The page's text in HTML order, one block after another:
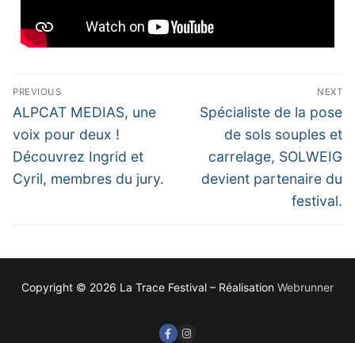
PREVIOUS
ALPCAT MEDIAS, une
voix pour deux !
Découvrez Ingrid et
Cyril, membres du jury.
NEXT
Spécialiste de la pose
de sols souples et
carrelage, SOLWEIG
devient partenaire du
festival.
Copyright © 2026 La Trace Festival – Réalisation Webrunner